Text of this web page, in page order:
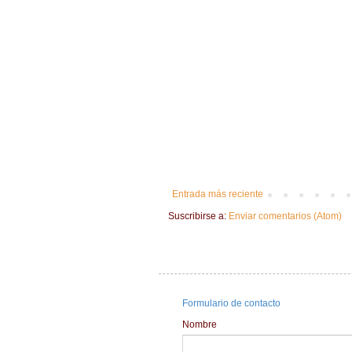
Entrada más reciente
Suscribirse a: Enviar comentarios (Atom)
Formulario de contacto
Nombre